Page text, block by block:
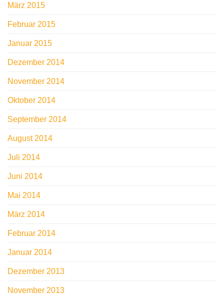
März 2015
Februar 2015
Januar 2015
Dezember 2014
November 2014
Oktober 2014
September 2014
August 2014
Juli 2014
Juni 2014
Mai 2014
März 2014
Februar 2014
Januar 2014
Dezember 2013
November 2013